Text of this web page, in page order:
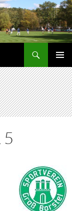
MENÜ